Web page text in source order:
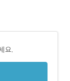
요.